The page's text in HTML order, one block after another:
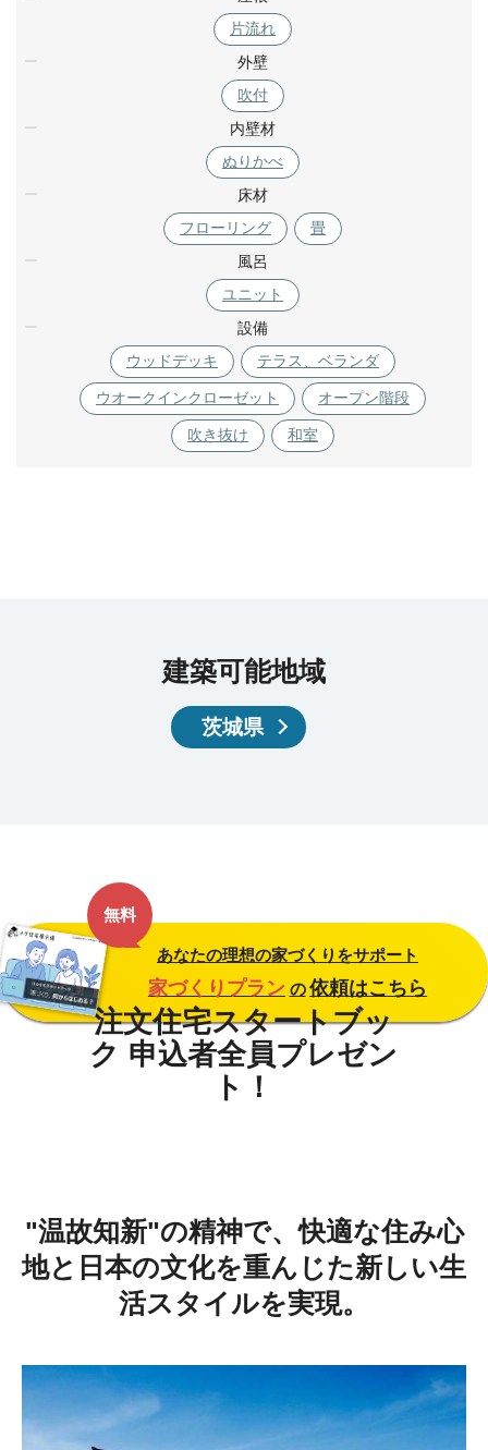
片流れ
外壁
吹付
内壁材
ぬりかべ
床材
フローリング
畳
風呂
ユニット
設備
ウッドデッキ
テラス、ベランダ
ウオークインクローゼット オープン階段
吹き抜け 和室
建築可能地域
茨城県
無料
あなたの理想の家づくりをサポート
家づくりプラン の 依頼はこちら
"温故知新"の精神で、快適な住み心
地と日本の文化を重んじた新しい生
活スタイルを実現。